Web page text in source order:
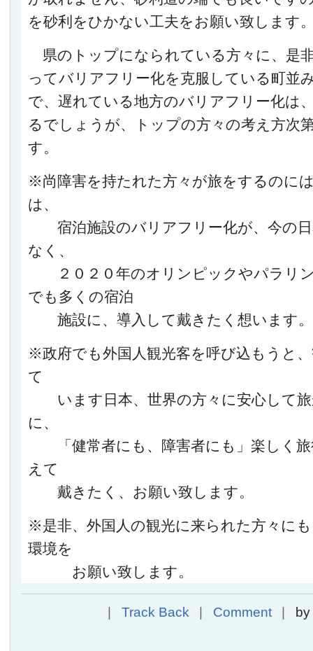
を砂利をひかない工夫をお願い致します
県のトップになられている方々に、是
ってバリアフリー化を克服している町並
で、遅れている地方のバリアフリー化は
るでしょうが、トップの方々の考え方次
す。
※尚障害を持たれた方々が旅をするのに
は、
宿泊施設のバリアフリー化が、今の日
なく、
２０２０年のオリンピックやパラリ
でも多くの宿泊
施設に、導入して戴きたく想います。
※政府でも外国人観光客を呼び込もうと
て
います日本、世界の方々に安心して旅
に、
「健常者にも、障害者にも」楽しく旅
えて
戴きたく、お願い致します。
※是非、外国人の観光に来られた方々に
環境を
お願い致します。
Track Back Comment by